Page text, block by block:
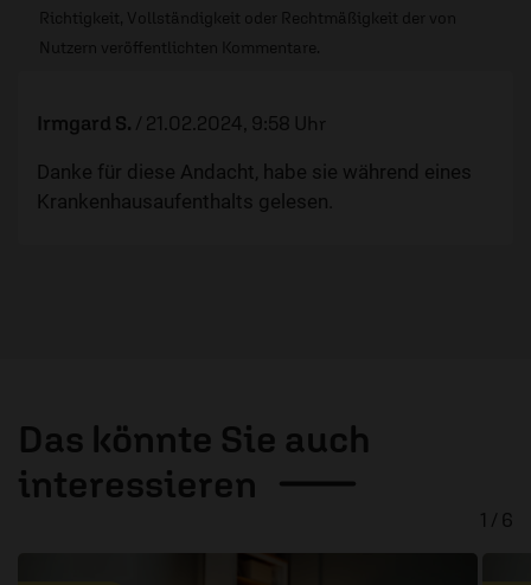
Richtigkeit, Vollständigkeit oder Rechtmäßigkeit der von
Nutzern veröffentlichten Kommentare.
Irmgard S. / 21.02.2024, 9:58 Uhr
Danke für diese Andacht, habe sie während eines
Krankenhausaufenthalts gelesen.
Das könnte Sie auch
interessieren
1 / 6